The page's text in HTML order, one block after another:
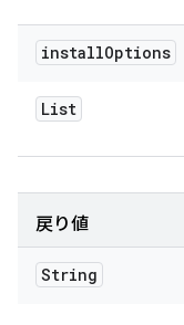
installOptions
List
戻り値
String